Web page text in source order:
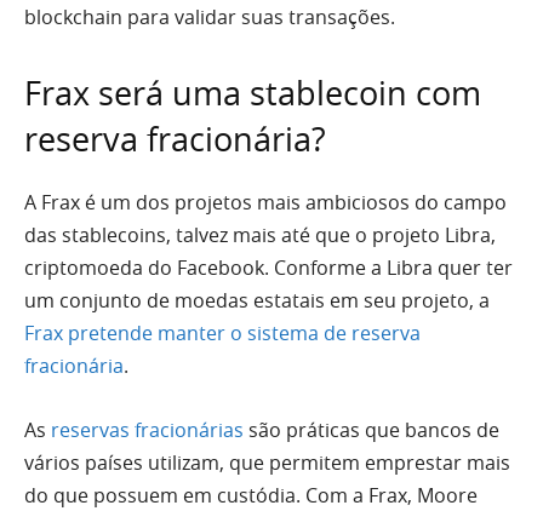
blockchain para validar suas transações.
Frax será uma stablecoin com
reserva fracionária?
A Frax é um dos projetos mais ambiciosos do campo
das stablecoins, talvez mais até que o projeto Libra,
criptomoeda do Facebook. Conforme a Libra quer ter
um conjunto de moedas estatais em seu projeto, a
Frax pretende manter o sistema de reserva
fracionária.
As reservas fracionárias são práticas que bancos de
vários países utilizam, que permitem emprestar mais
do que possuem em custódia. Com a Frax, Moore